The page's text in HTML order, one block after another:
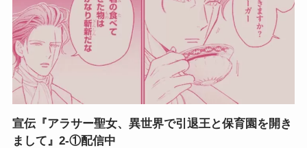
宣伝『アラサー聖女、異世界で引退王と保育園を開き
まして』2-①配信中